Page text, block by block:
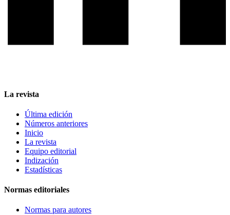
La revista
Última edición
Números anteriores
Inicio
La revista
Equipo editorial
Indización
Estadísticas
Normas editoriales
Normas para autores